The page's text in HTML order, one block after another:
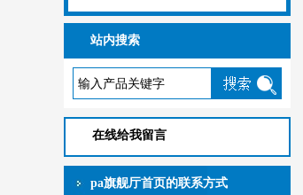
站内搜索
在线给我留言
pa旗舰厅首页的联系方式